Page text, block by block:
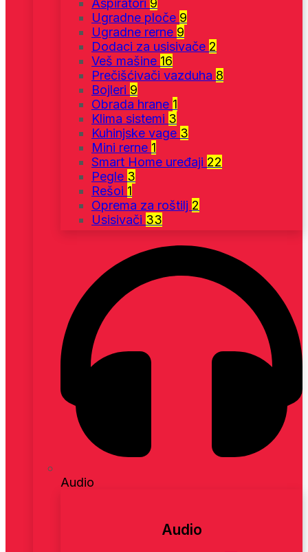
Aspiratori 9
Ugradne ploče 9
Ugradne rerne 9
Dodaci za usisivače 2
Veš mašine 16
Prečišćivači vazduha 8
Bojleri 9
Obrada hrane 1
Klima sistemi 3
Kuhinjske vage 3
Mini rerne 1
Smart Home uređaji 22
Pegle 3
Rešoi 1
Oprema za roštilj 2
Usisivači 33
Audio
Audio